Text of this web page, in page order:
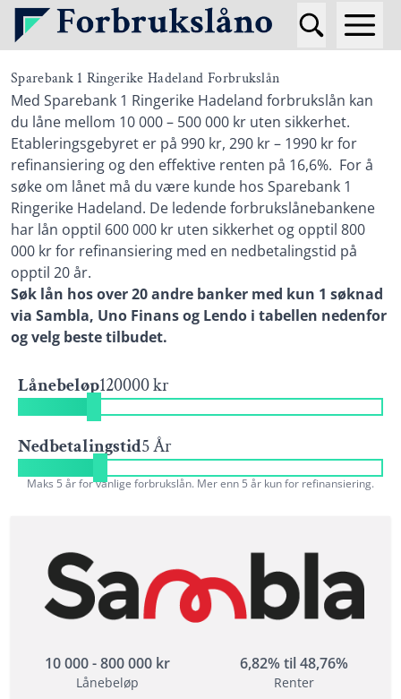
Sparebank 1 Ringerike Hadeland Forbrukslån
Med Sparebank 1 Ringerike Hadeland forbrukslån kan
du låne mellom 10 000 – 500 000 kr uten sikkerhet.
Etableringsgebyret er på 990 kr, 290 kr – 1990 kr for
refinansiering og den effektive renten på 16,6%. For å
søke om lånet må du være kunde hos Sparebank 1
Ringerike Hadeland. De ledende forbrukslånebankene
har lån opptil 600 000 kr uten sikkerhet og opptil 800
000 kr for refinansiering med en nedbetalingstid på
opptil 20 år.
Søk lån hosover 20 andre banker med kun 1 søknad
via Sambla, Uno Finans og Lendo i tabellen nedenfor
og velg beste tilbudet.
Lånebeløp120000 kr
Nedbetalingstid5 År
Maks 5 år for vanlige forbrukslån. Mer enn 5 år kun for refinansiering.
10 000 - 800 000 kr
Lånebeløp
6,82% til 48,76%
Renter